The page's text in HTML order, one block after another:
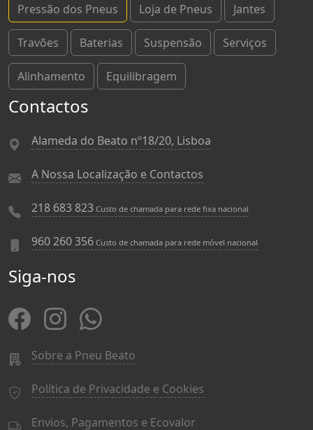
Pressão dos Pneus Loja de Pneus Jantes
Travões Baterias Suspensão Serviços
Alinhamento Equilibragem
Contactos
Alameda do Beato nº18/20, Lisboa
A Nossa Localização e Contactos
218 683 823 Custo de chamada para rede fixa nacional
960 260 356 Custo de chamada para rede móvel nacional
Siga-nos
Sobre a Pneu Beato
Política de Privacidade e Cookies
Envios, Pagamentos e Ecovalor